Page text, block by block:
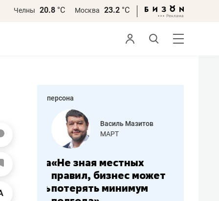
Челны 20.8 °С Москва 23.2 °С
персона
работа
Василь Мазитов
МАРТ
«Не зная местных
правил, бизнес может
потерять минимум